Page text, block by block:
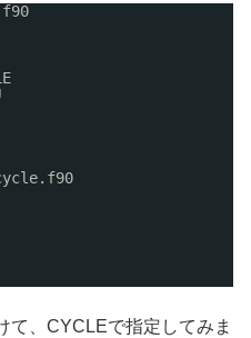
て、CYCLEで指定してみま